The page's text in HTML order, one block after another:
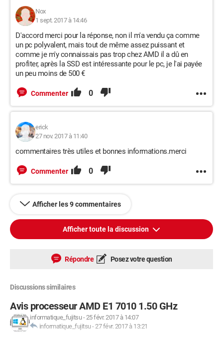
Nox
1 sept. 2017 à 14:46
D'accord merci pour la réponse, non il m'a vendu ça comme
un pc polyvalent, mais tout de même assez puissant et
comme je m'y connaissais pas trop chez AMD il a dû en
profiter, après la SSD est intéressante pour le pc, je l'ai payée
un peu moins de 500 €
Commenter 0
erick
27 nov. 2017 à 11:40
commentaires très utiles et bonnes informations.merci
Commenter 0
Afficher les 9 commentaires
Afficher toute la discussion
Répondre Posez votre question
Discussions similaires
Avis processeur AMD E1 7010 1.50 GHz
informatique_fujitsu-25 févr. 2017 à 14:07
informatique_fujitsu-27 févr. 2017 à 13:21